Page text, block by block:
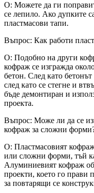
О: Можете да ги
се лепило. Ако дупките
пластмасови тапи.
Въпрос: Как работи
О: Подобно на други
кофраж се изгражда
бетон. След като
след като се стегне и
бъде демонтиран и
проекта.
Въпрос: Може ли да се
кофраж за сложни
О: Пластмасовият
или сложни форми, тъй
Алуминиевият кофраж
проекти, което го прави
за повтарящи се